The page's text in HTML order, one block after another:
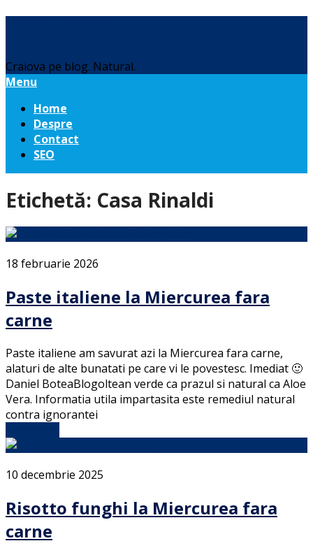
Craiova pe blog. Natural.
Menu
Home
Despre
Contact
SEO
Etichetă: Casa Rinaldi
18 februarie 2026
Paste italiene la Miercurea fara
carne
Paste italiene am savurat azi la Miercurea fara carne,
alaturi de alte bunatati pe care vi le povestesc. Imediat 🙂
Daniel BoteaBlogoltean verde ca prazul si natural ca Aloe
Vera. Informatia utila impartasita este remediul natural
contra ignorantei
10 decembrie 2025
Risotto funghi la Miercurea fara
carne